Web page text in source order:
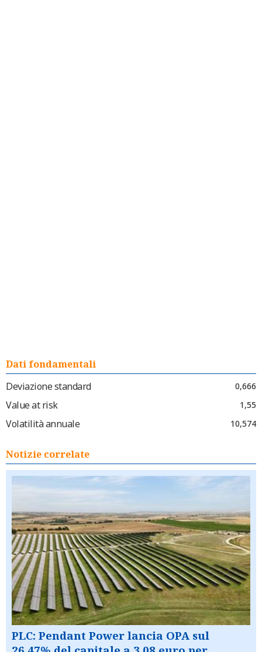
Dati fondamentali
Deviazione standard
0,666
Value at risk 1,55
Volatilità annuale 10,574
Notizie correlate
PLC: Pendant Power lancia OPA sul